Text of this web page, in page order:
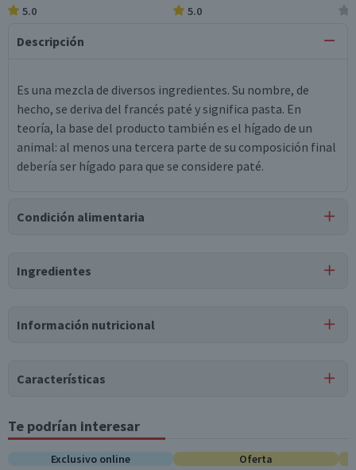
5.0 5.0
Descripción
Es una mezcla de diversos ingredientes. Su nombre, de
hecho, se deriva del francés paté y significa pasta. En
teoría, la base del producto también es el hígado de un
animal: al menos una tercera parte de su composición final
debería ser hígado para que se considere paté.
Condición alimentaria
Ingredientes
eritorbato de sodio, pimienta negra, tripolifosfato de
Puede contener
Información nutricional
Tabla nutricional
Valores
Por cada 100g/ml
Por cada 1
Características
Tipo de Producto
Paté de Campo
Almacenamiento
Te podrían interesar
Exclusivo online Oferta